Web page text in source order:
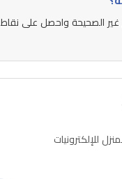
غير الصحيحة واحصل على نقاط
للإلكترونيات